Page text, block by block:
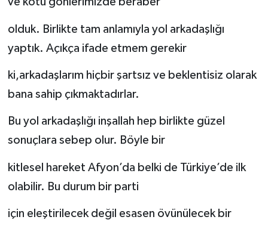
olduk. Birlikte tam anlamıyla yol arkadaşlığı
yaptık. Açıkça ifade etmem gerekir
ki,arkadaşlarım hiçbir şartsız ve beklentisiz olarak
bana sahip çıkmaktadırlar.
Bu yol arkadaşlığı inşallah hep birlikte güzel
sonuçlara sebep olur. Böyle bir
kitlesel hareket Afyon’da belki de Türkiye’de ilk
olabilir. Bu durum bir parti
için eleştirilecek değil esasen övünülecek bir